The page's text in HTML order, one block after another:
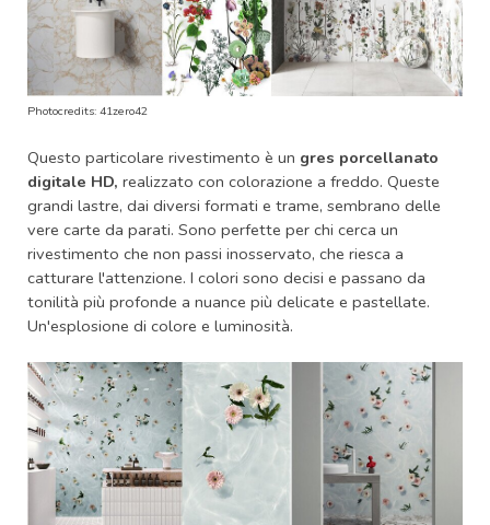
Photocredits: 41zero42
Questo particolare rivestimento è un gres porcellanato
digitale HD, realizzato con colorazione a freddo. Queste
grandi lastre, dai diversi formati e trame, sembrano delle
vere carte da parati. Sono perfette per chi cerca un
rivestimento che non passi inosservato, che riesca a
catturare l'attenzione. I colori sono decisi e passano da
tonilità più profonde a nuance più delicate e pastellate.
Un'esplosione di colore e luminosità.